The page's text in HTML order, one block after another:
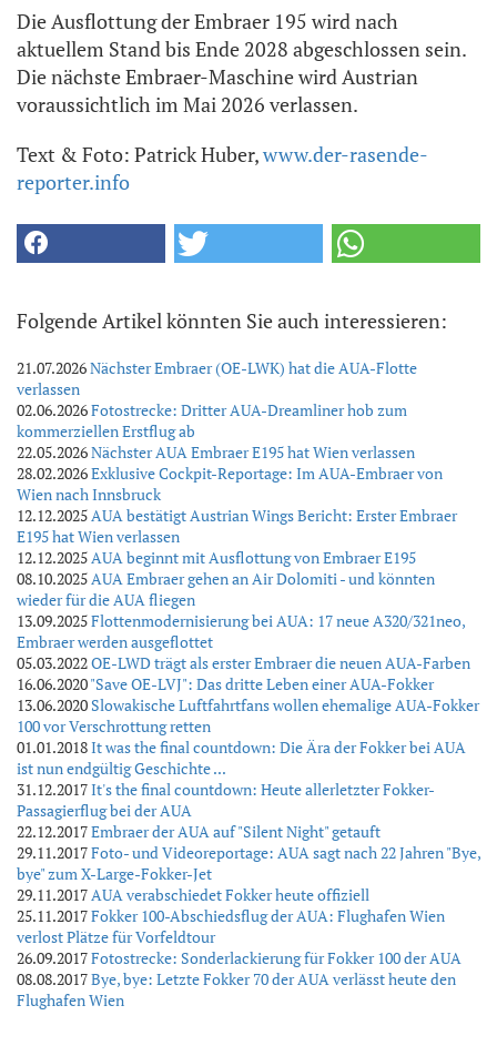
Die Ausflottung der Embraer 195 wird nach
aktuellem Stand bis Ende 2028 abgeschlossen sein.
Die nächste Embraer-Maschine wird Austrian
voraussichtlich im Mai 2026 verlassen.
Text & Foto: Patrick Huber,www.der-rasende-
reporter.info
Folgende Artikel könnten Sie auch interessieren:
21.07.2026Nächster Embraer (OE-LWK) hat die AUA-Flotte
verlassen
02.06.2026Fotostrecke: Dritter AUA-Dreamliner hob zum
kommerziellen Erstflug ab
22.05.2026Nächster AUA Embraer E195 hat Wien verlassen
28.02.2026Exklusive Cockpit-Reportage: Im AUA-Embraer von
Wien nach Innsbruck
12.12.2025AUA bestätigt Austrian Wings Bericht: Erster Embraer
E195 hat Wien verlassen
12.12.2025AUA beginnt mit Ausflottung von Embraer E195
08.10.2025AUA Embraer gehen an Air Dolomiti - und könnten
wieder für die AUA fliegen
13.09.2025Flottenmodernisierung bei AUA: 17 neue A320/321neo,
Embraer werden ausgeflottet
05.03.2022OE-LWD trägt als erster Embraer die neuen AUA-Farben
16.06.2020"Save OE-LVJ": Das dritte Leben einer AUA-Fokker
13.06.2020 Slowakische Luftfahrtfans wollen ehemalige AUA-Fokker
100 vor Verschrottung retten
01.01.2018It was the final countdown: Die Ära der Fokker bei AUA
ist nun endgültig Geschichte ...
31.12.2017It's the final countdown: Heute allerletzter Fokker-
Passagierflug bei der AUA
22.12.2017Embraer der AUA auf "Silent Night" getauft
29.11.2017Foto- und Videoreportage: AUA sagt nach 22 Jahren "Bye,
bye" zum X-Large-Fokker-Jet
29.11.2017AUA verabschiedet Fokker heute offiziell
25.11.2017Fokker 100-Abschiedsflug der AUA: Flughafen Wien
verlost Plätze für Vorfeldtour
26.09.2017Fotostrecke: Sonderlackierung für Fokker 100 der AUA
08.08.2017Bye, bye: Letzte Fokker 70 der AUA verlässt heute den
Flughafen Wien